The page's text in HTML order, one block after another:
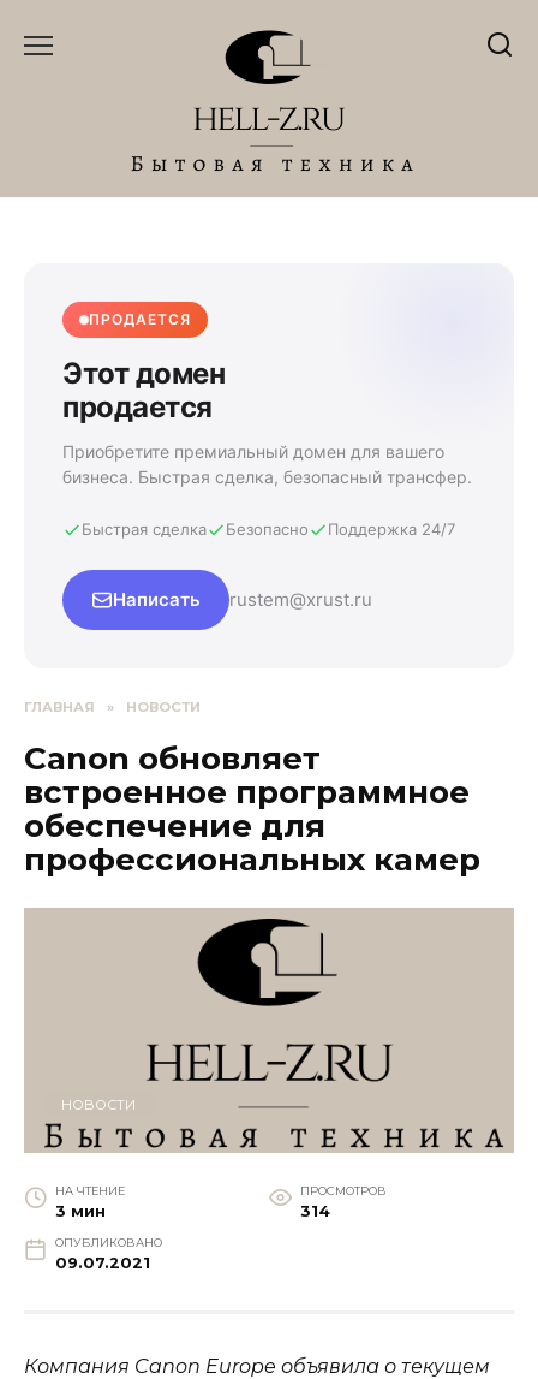
ПРОДАЕТСЯ
Этот домен
продается
Приобретите премиальный домен для вашего
бизнеса. Быстрая сделка, безопасный трансфер.
Быстрая сделка Безопасно Поддержка 24/7
Написать rustem@xrust.ru
ГЛАВНАЯ » НОВОСТИ
Canon обновляет
встроенное программное
обеспечение для
профессиональных камер
НОВОСТИ
НА ЧТЕНИЕ
3 мин
ПРОСМОТРОВ
314
ОПУБЛИКОВАНО
09.07.2021
Компания Canon Europe объявила о текущем